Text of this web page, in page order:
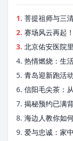
1. 菩提祖师与三
2. 赛场风云再起
3. 北京佑安医院
4. 热情燃烧：生
5. 青岛迎新跑活
6. 信阳毛尖茶：
7. 揭秘预约已满
8. 海边人教你如
9. 爱与忠诚：家